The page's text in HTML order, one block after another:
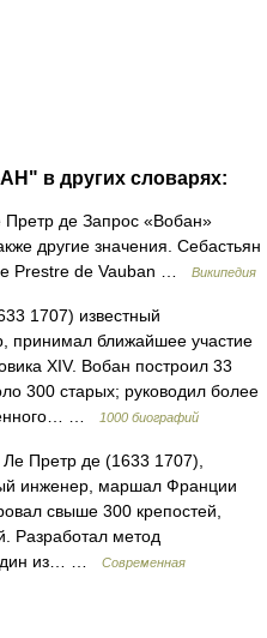
в других словарях:
де Запрос «Вобан»
другие значения. Себастьян
Prestre de Vauban …
Википедия
1707) известный
принимал ближайшее участие
XIV. Вобан построил 33
300 старых; руководил более
…
1000 биографий
Претр де (1633 1707),
инженер, маршал Франции
свыше 300 крепостей,
Разработал метод
один из… …
Современная